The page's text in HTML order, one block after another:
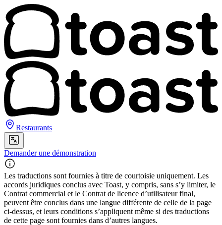
Restaurants
Demander une démonstration
Les traductions sont fournies à titre de courtoisie uniquement. Les
accords juridiques conclus avec Toast, y compris, sans s’y limiter, le
Contrat commercial et le Contrat de licence d’utilisateur final,
peuvent être conclus dans une langue différente de celle de la page
ci-dessus, et leurs conditions s’appliquent même si des traductions
de cette page sont fournies dans d’autres langues.